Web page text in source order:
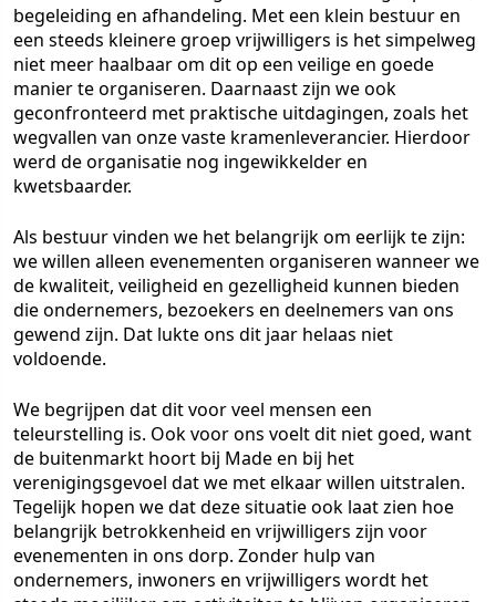
begeleiding en afhandeling. Met een klein bestuur en
een steeds kleinere groep vrijwilligers is het simpelweg
niet meer haalbaar om dit op een veilige en goede
manier te organiseren. Daarnaast zijn we ook
geconfronteerd met praktische uitdagingen, zoals het
wegvallen van onze vaste kramenleverancier. Hierdoor
werd de organisatie nog ingewikkelder en
kwetsbaarder.
Als bestuur vinden we het belangrijk om eerlijk te zijn:
we willen alleen evenementen organiseren wanneer we
de kwaliteit, veiligheid en gezelligheid kunnen bieden
die ondernemers, bezoekers en deelnemers van ons
gewend zijn. Dat lukte ons dit jaar helaas niet
voldoende.
We begrijpen dat dit voor veel mensen een
teleurstelling is. Ook voor ons voelt dit niet goed, want
de buitenmarkt hoort bij Made en bij het
verenigingsgevoel dat we met elkaar willen uitstralen.
Tegelijk hopen we dat deze situatie ook laat zien hoe
belangrijk betrokkenheid en vrijwilligers zijn voor
evenementen in ons dorp. Zonder hulp van
ondernemers, inwoners en vrijwilligers wordt het